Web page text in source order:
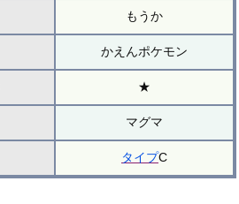
もうか
かえんポケモン
★
マグマ
タイプC